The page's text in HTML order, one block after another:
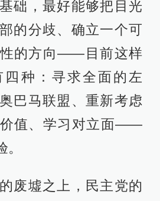
础，最好能够把目光
的分歧、确立一个可
的方向——目前这样
四种：寻求全面的左
巴马联盟、重新考虑
值、学习对立面——
废墟之上，民主党的